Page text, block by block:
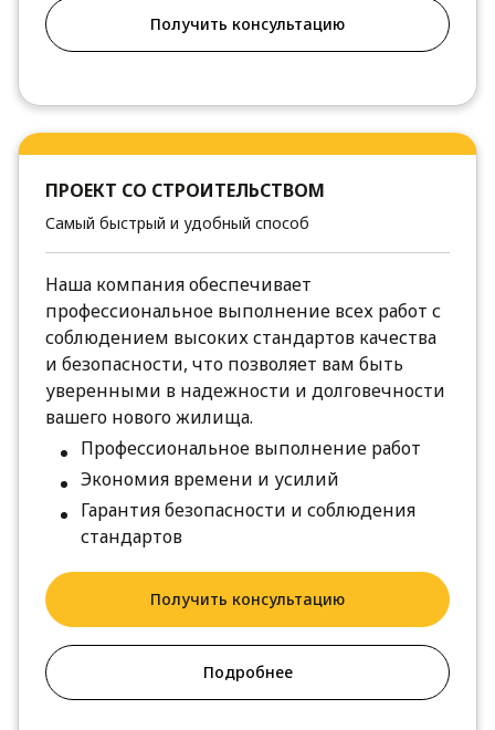
Получить консультацию
ПРОЕКТ СО СТРОИТЕЛЬСТВОМ
Самый быстрый и удобный способ
Наша компания обеспечивает
профессиональное выполнение всех работ с
соблюдением высоких стандартов качества
и безопасности, что позволяет вам быть
уверенными в надежности и долговечности
вашего нового жилища.
Профессиональное выполнение работ
Экономия времени и усилий
Гарантия безопасности и соблюдения
стандартов
Получить консультацию
Подробнее